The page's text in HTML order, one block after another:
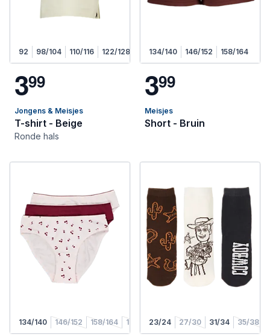
92 98/104 110/116 122/128
399
Jongens & Meisjes
T-shirt - Beige
Ronde hals
134/140 146/152 158/164
399
Meisjes
Short - Bruin
134/140 146/152 158/164 170/17623/24 27/30 31/34 35/38